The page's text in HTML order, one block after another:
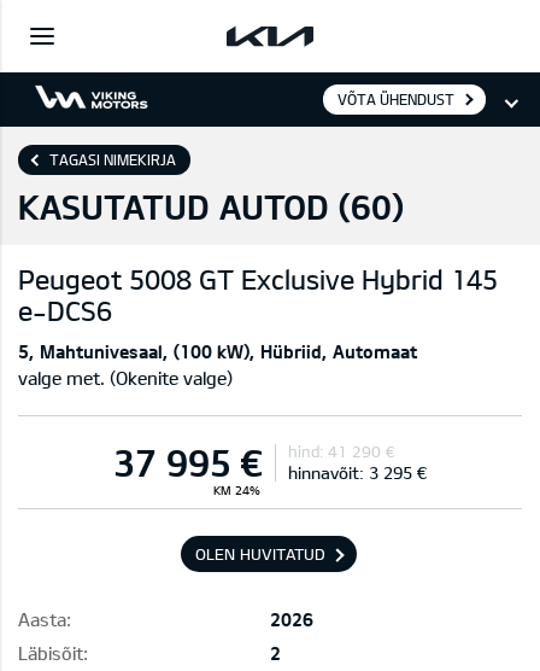
VÕTA ÜHENDUST
TAGASI NIMEKIRJA
KASUTATUD AUTOD (60)
Peugeot 5008 GT Exclusive Hybrid 145
e-DCS6
5 Mahtunivesaal (100 kW) Hübriid Automaat
valge met. (Okenite valge)
37 995 €
KM 24%
hind: 41 290 €
hinnavõit: 3 295 €
OLEN HUVITATUD
Aasta:
2026
Läbisõit:
2